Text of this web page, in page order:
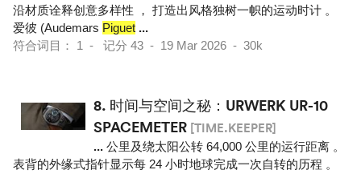
沿材质诠释创意多样性 ， 打造出风格独树一帜的运动时计 。
爱彼 (Audemars Piguet ...
符合词目： 1 - 记分 43 - 19 Mar 2026 - 30k
8. 时间与空间之秘：URWERK UR-10
SPACEMETER [TIME.KEEPER]
... 公里及绕太阳公转 64,000 公里的运行距离 。
表背的外缘式指针显示每 24 小时地球完成一次自转的历程 。